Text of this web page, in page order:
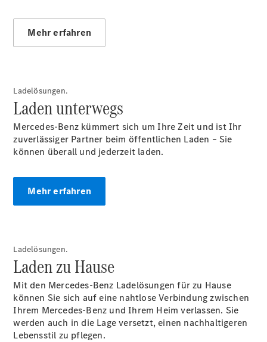
Leasing
Privatkunden
Leasing
Gewerbekunden
Finanzierung
Gewerbekunden
Kurzfristig
V-Klasse
Marco Polo
Limousinen
Mehr erfahren
Ladelösungen.
Laden unterwegs
Mercedes-Benz kümmert sich um Ihre Zeit und ist Ihr
zuverlässiger Partner beim öffentlichen Laden – Sie
können überall und jederzeit laden.
Mehr erfahren
Ladelösungen.
Laden zu Hause
Mit den Mercedes-Benz Ladelösungen für zu Hause
können Sie sich auf eine nahtlose Verbindung zwischen
Ihrem Mercedes-Benz und Ihrem Heim verlassen. Sie
werden auch in die Lage versetzt, einen nachhaltigeren
Lebensstil zu pflegen.